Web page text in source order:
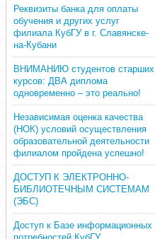
Реквизиты банка для оплаты
обучения и других услуг
филиала КубГУ в г. Славянске-
на-Кубани
ВНИМАНИЮ студентов старших
курсов: ДВА диплома
одновременно – это реально!
Независимая оценка качества
(НОК) условий осуществления
образовательной деятельности
филиалом пройдена успешно!
ДОСТУП К ЭЛЕКТРОННО-
БИБЛИОТЕЧНЫМ СИСТЕМАМ
(ЭБС)
Доступ к Базе информационных